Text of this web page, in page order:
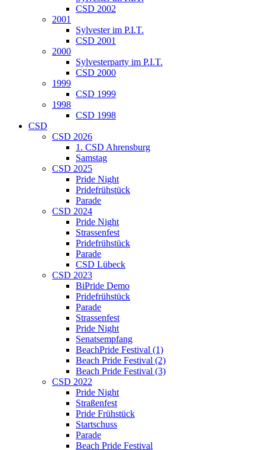
CSD 2002
2001
Sylvester im P.I.T.
CSD 2001
2000
Sylvesterparty im P.I.T.
CSD 2000
1999
CSD 1999
1998
CSD 1998
CSD
CSD 2026
1. CSD Ahrensburg
Samstag
CSD 2025
Pride Night
Pridefrühstück
Parade
CSD 2024
Pride Night
Strassenfest
Pridefrühstück
Parade
CSD Lübeck
CSD 2023
BiPride Demo
Pridefrühstück
Parade
Strassenfest
Pride Night
Senatsempfang
BeachPride Festival (1)
Beach Pride Festival (2)
Beach Pride Festival (3)
CSD 2022
Pride Night
Straßenfest
Pride Frühstück
Startschuss
Parade
Beach Pride Festival